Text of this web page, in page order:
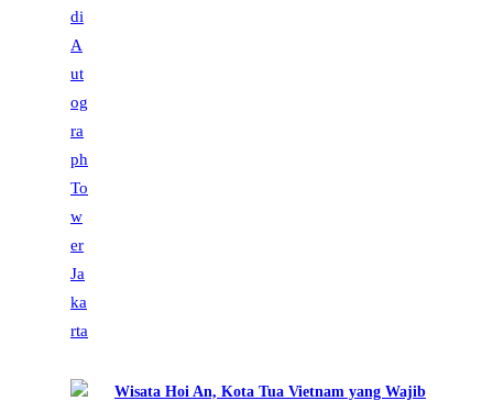
Wisata Hoi An, Kota Tua Vietnam yang Wajib